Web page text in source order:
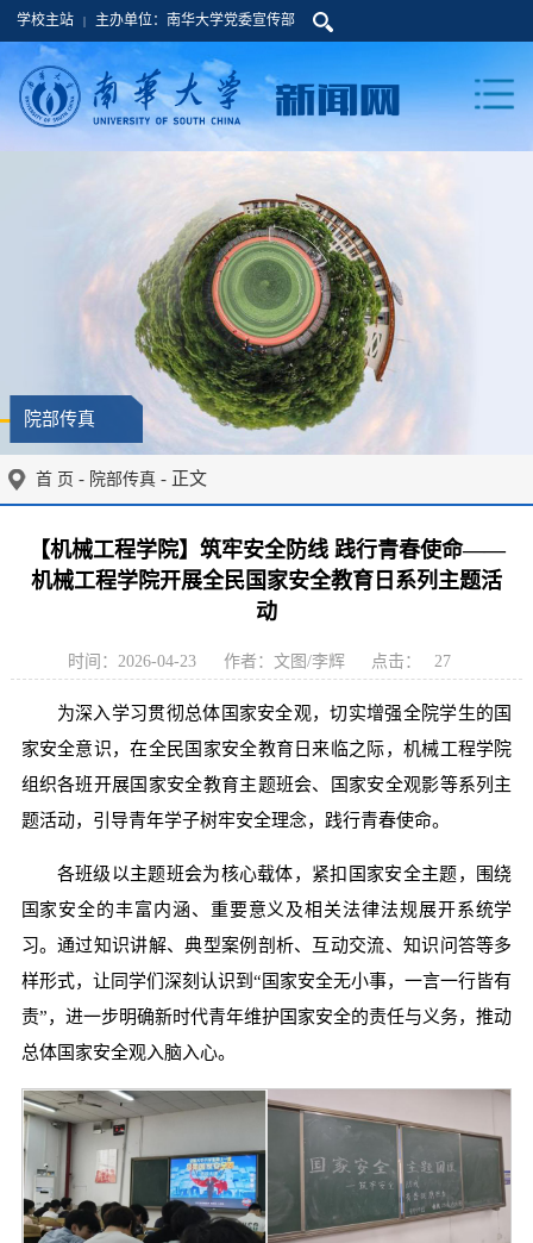
学校主站 | 主办单位：南华大学党委宣传部
院部传真
首 页 - 院部传真 - 正文
【机械工程学院】筑牢安全防线 践行青春使命——
机械工程学院开展全民国家安全教育日系列主题活
动
时间：2026-04-23 作者：文图/李辉 点击： 27
为深入学习贯彻总体国家安全观，切实增强全院学生的国
家安全意识，在全民国家安全教育日来临之际，机械工程学院
组织各班开展国家安全教育主题班会、国家安全观影等系列主
题活动，引导青年学子树牢安全理念，践行青春使命。
各班级以主题班会为核心载体，紧扣国家安全主题，围绕
国家安全的丰富内涵、重要意义及相关法律法规展开系统学
习。通过知识讲解、典型案例剖析、互动交流、知识问答等多
样形式，让同学们深刻认识到“国家安全无小事，一言一行皆有
责”，进一步明确新时代青年维护国家安全的责任与义务，推动
总体国家安全观入脑入心。